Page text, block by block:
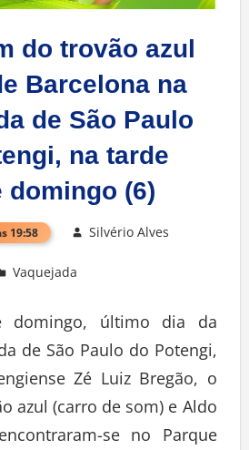
do trovão azul
Barcelona na
de São Paulo
na tarde
domingo (6)
19:58 Silvério Alves
Vaquejada
domingo, último dia da
de São Paulo do Potengi,
Zé Luiz Bregão, o
azul (carro de som) e Aldo
se no Parque